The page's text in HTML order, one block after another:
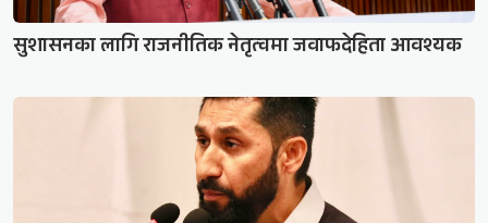
सुशासनका लागि राजनीतिक नेतृत्वमा जवाफदेहिता आवश्यक